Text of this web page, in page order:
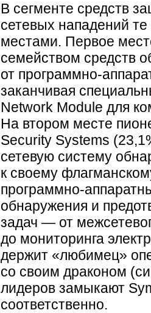
В сегменте средств
сетевых нападений
местами. Первое
семейством средств
от программно-
заканчивая
Network Module для
На втором месте
Security Systems
сетевую систему
к своему
программно-
обнаружения и
задач — от
до мониторинга
держит «любимец»
со своим драконом
лидеров замыкают
соответственно.